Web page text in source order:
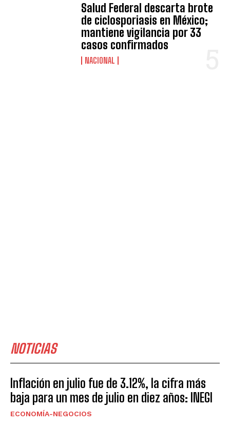
Salud Federal descarta brote
de ciclosporiasis en México;
mantiene vigilancia por 33
casos confirmados
NACIONAL
NOTICIAS
Inflación en julio fue de 3.12%, la cifra más
baja para un mes de julio en diez años: INEGI
ECONOMÍA-NEGOCIOS